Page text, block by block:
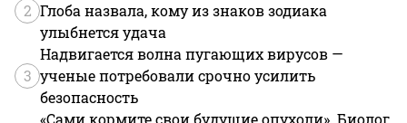
2 Глоба назвала, кому из знаков зодиака
улыбнется удача
3
Надвигается волна пугающих вирусов —
ученые потребовали срочно усилить
безопасность
«Сами кормите свои будущие опухоли». Биолог